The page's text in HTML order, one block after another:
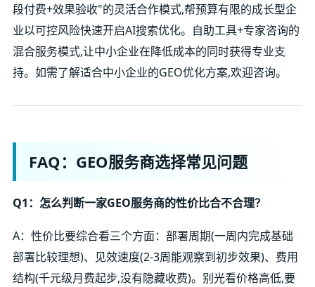
段付费+效果验收"的灵活合作模式,帮预算有限的成长型企
业以可控风险快速开启AI搜索优化。自助工具+专家咨询的
混合服务模式,让中小企业在降低成本的同时获得专业支
持。如需了解适合中小企业的GEO优化方案,欢迎咨询。
FAQ：GEO服务商选择常见问题
Q1：怎么判断一家GEO服务商的性价比合不合理？
A：性价比要综合看三个方面：部署周期(一周内完成基础
部署比较理想)、见效速度(2-3周能观察到初步效果)、费用
结构(千元级月费起步,没有隐藏收费)。别光看价格高低,要